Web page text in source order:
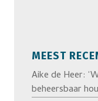
MEEST
Aike de Heer:
beheersbaar